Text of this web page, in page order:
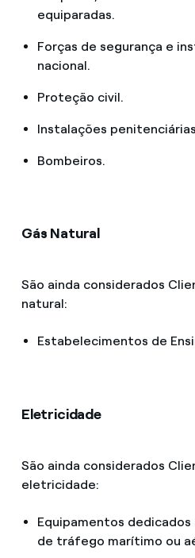
equiparadas.
Forças de segurança e
nacional.
Proteção civil.
Instalações
Bombeiros.
Gás Natural
São ainda considerados
natural:
Estabelecimentos de
Eletricidade
São ainda considerados
eletricidade:
Equipamentos
de tráfego marítimo ou